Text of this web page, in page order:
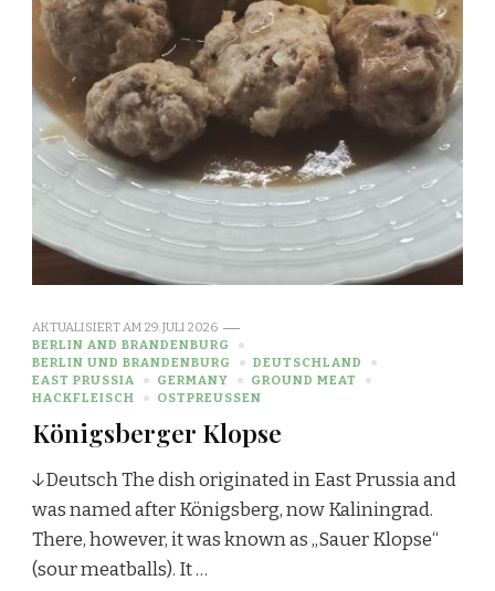
AKTUALISIERT AM 29. JULI 2026
BERLIN AND BRANDENBURG
BERLIN UND BRANDENBURG
DEUTSCHLAND
EAST PRUSSIA
GERMANY
GROUND MEAT
HACKFLEISCH
OSTPREUSSEN
Königsberger Klopse
↓Deutsch The dish originated in East Prussia and
was named after Königsberg, now Kaliningrad.
There, however, it was known as „Sauer Klopse“
(sour meatballs). It …